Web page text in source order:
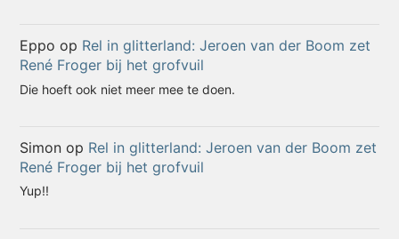
Eppo op Rel in glitterland: Jeroen van der Boom zet
René Froger bij het grofvuil
Die hoeft ook niet meer mee te doen.
Simon op Rel in glitterland: Jeroen van der Boom zet
René Froger bij het grofvuil
Yup!!